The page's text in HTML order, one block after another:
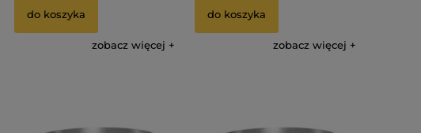
do koszyka
zobacz więcej
do koszyka
zobacz więcej